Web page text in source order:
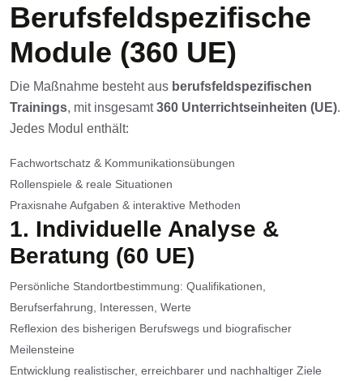
Berufsfeldspezifische
Module (360 UE)
Die Maßnahme besteht aus berufsfeldspezifischen
Trainings, mit insgesamt360 Unterrichtseinheiten (UE).
Jedes Modul enthält:
Fachwortschatz & Kommunikationsübungen
Rollenspiele & reale Situationen
Praxisnahe Aufgaben & interaktive Methoden
1. Individuelle Analyse &
Beratung (60 UE)
Persönliche Standortbestimmung: Qualifikationen,
Berufserfahrung, Interessen, Werte
Reflexion des bisherigen Berufswegs und biografischer
Meilensteine
Entwicklung realistischer, erreichbarer und nachhaltiger Ziele